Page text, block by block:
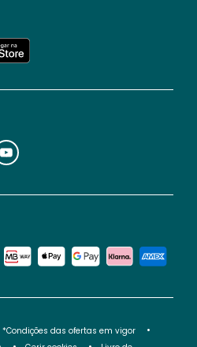
*Condições das ofertas em vigor